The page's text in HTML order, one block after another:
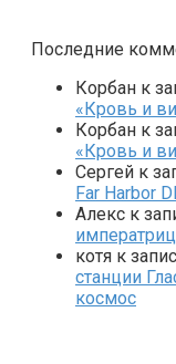
Последние
Корбан к
«Кровь и
Корбан к
«Кровь и
Сергей к
Far Harbor
Алекс к
котя к
станции
космос